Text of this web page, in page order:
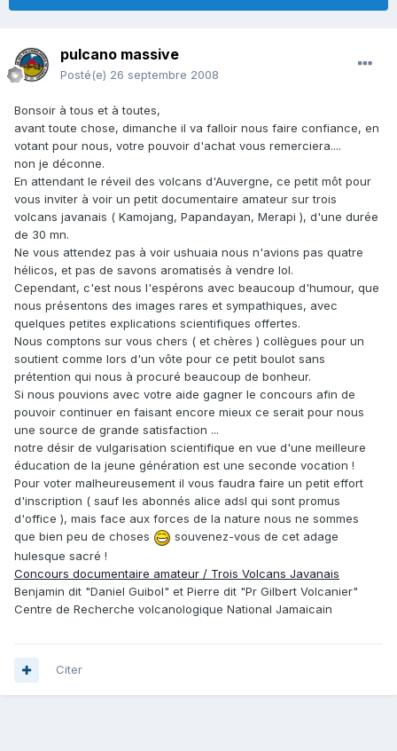
pulcano massive
Posté(e) 26 septembre 2008
Bonsoir à tous et à toutes,
avant toute chose, dimanche il va falloir nous faire confiance, en
votant pour nous, votre pouvoir d'achat vous remerciera....
non je déconne.
En attendant le réveil des volcans d'Auvergne, ce petit môt pour
vous inviter à voir un petit documentaire amateur sur trois
volcans javanais ( Kamojang, Papandayan, Merapi ), d'une durée
de 30 mn.
Ne vous attendez pas à voir ushuaia nous n'avions pas quatre
hélicos, et pas de savons aromatisés à vendre lol.
Cependant, c'est nous l'espérons avec beaucoup d'humour, que
nous présentons des images rares et sympathiques, avec
quelques petites explications scientifiques offertes.
Nous comptons sur vous chers ( et chères ) collègues pour un
soutient comme lors d'un vôte pour ce petit boulot sans
prétention qui nous à procuré beaucoup de bonheur.
Si nous pouvions avec votre aide gagner le concours afin de
pouvoir continuer en faisant encore mieux ce serait pour nous
une source de grande satisfaction ...
notre désir de vulgarisation scientifique en vue d'une meilleure
éducation de la jeune génération est une seconde vocation !
Pour voter malheureusement il vous faudra faire un petit effort
d'inscription ( sauf les abonnés alice adsl qui sont promus
d'office ), mais face aux forces de la nature nous ne sommes
que bien peu de choses
souvenez-vous de cet adage
hulesque sacré !
Concours documentaire amateur / Trois Volcans Javanais
Benjamin dit "Daniel Guibol" et Pierre dit "Pr Gilbert Volcanier"
Centre de Recherche volcanologique National Jamaicain
Citer